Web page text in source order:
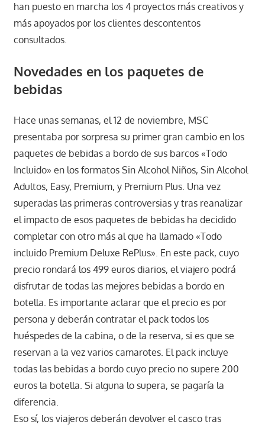
han puesto en marcha los 4 proyectos más creativos y
más apoyados por los clientes descontentos
consultados.
Novedades en los paquetes de
bebidas
Hace unas semanas, el 12 de noviembre, MSC
presentaba por sorpresa su primer gran cambio en los
paquetes de bebidas a bordo de sus barcos «Todo
Incluido» en los formatos Sin Alcohol Niños, Sin Alcohol
Adultos, Easy, Premium, y Premium Plus. Una vez
superadas las primeras controversias y tras reanalizar
el impacto de esos paquetes de bebidas ha decidido
completar con otro más al que ha llamado «Todo
incluido Premium Deluxe RePlus». En este pack, cuyo
precio rondará los 499 euros diarios, el viajero podrá
disfrutar de todas las mejores bebidas a bordo en
botella. Es importante aclarar que el precio es por
persona y deberán contratar el pack todos los
huéspedes de la cabina, o de la reserva, si es que se
reservan a la vez varios camarotes. El pack incluye
todas las bebidas a bordo cuyo precio no supere 200
euros la botella. Si alguna lo supera, se pagaría la
diferencia.
Eso sí, los viajeros deberán devolver el casco tras